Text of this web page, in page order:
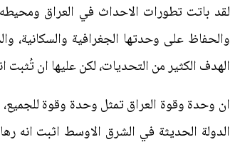
لقد باتت تطورات الاحداث في العراق
والحفاظ على وحدتها الجغرافية والسكانية،
الهدف الكثير من التحديات، لكن عليها ان تُثبت
ان وحدة وقوة العراق تمثل وحدة وقوة
الدولة الحديثة في الشرق الاوسط اثبت انه